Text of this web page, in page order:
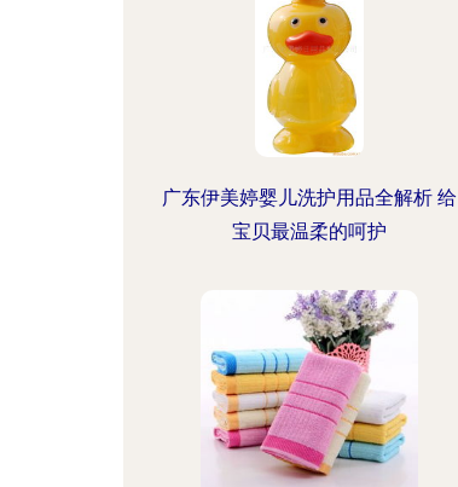
广东伊美婷婴儿洗护用品全解析 给
宝贝最温柔的呵护